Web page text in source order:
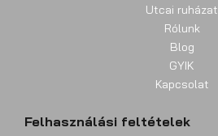
Utcai ruházat
Rólunk
Blog
GYIK
Kapcsolat
Felhasználási feltételek